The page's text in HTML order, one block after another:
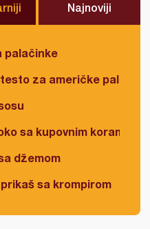
Najnoviji
palačinke
za američke palačinke
sa kupovnim korama
džemom
sa krompirom